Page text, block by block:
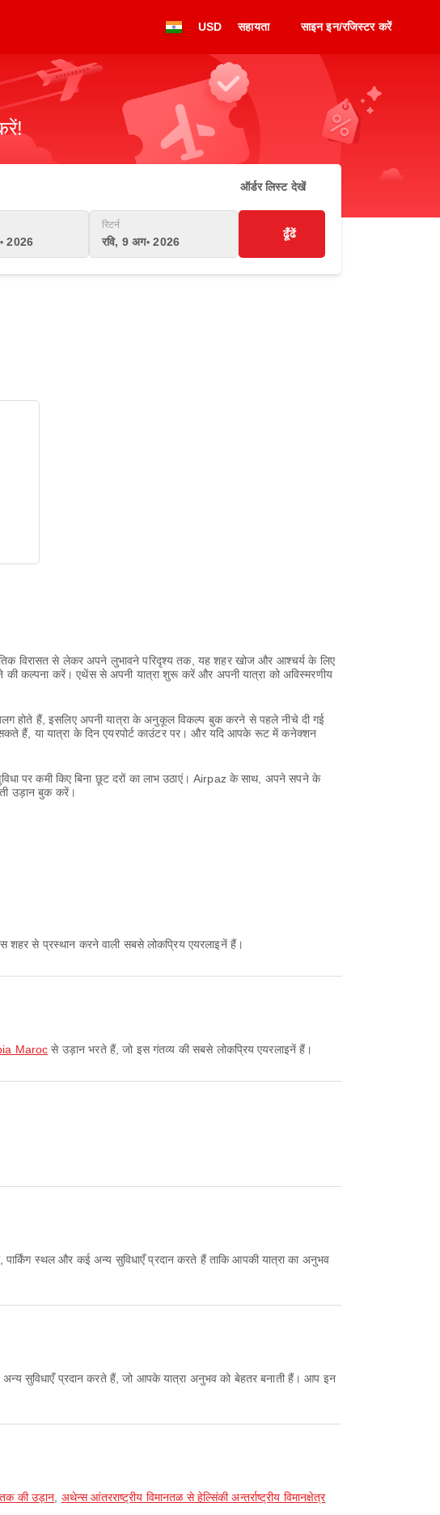
USD सहायता साइन इन/रजिस्टर करें
ऑर्डर लिस्ट देखें
2026
रिटर्न
रवि, 9 अग॰ 2026
ढूँढें
विरासत से लेकर अपने लुभावने परिदृश्य तक, यह शहर खोज और आश्चर्य के लिए
कल्पना करें। एथेंस से अपनी यात्रा शुरू करें और अपनी यात्रा को अविस्मरणीय
होते हैं, इसलिए अपनी यात्रा के अनुकूल विकल्प बुक करने से पहले नीचे दी गई
हैं, या यात्रा के दिन एयरपोर्ट काउंटर पर। और यदि आपके रूट में कनेक्शन
पर कमी किए बिना छूट दरों का लाभ उठाएं। Airpaz के साथ, अपने सपने के
उड़ान बुक करें।
से प्रस्थान करने वाली सबसे लोकप्रिय एयरलाइनें हैं।
Maroc से उड़ान भरते हैं, जो इस गंतव्य की सबसे लोकप्रिय एयरलाइनें हैं।
स्थल और कई अन्य सुविधाएँ प्रदान करते हैं ताकि आपकी यात्रा का अनुभव
सुविधाएँ प्रदान करते हैं, जो आपके यात्रा अनुभव को बेहतर बनाती हैं। आप इन
तक की उड़ान अथेन्स आंतरराष्ट्रीय विमानतळ से हेल्सिंकी अन्तर्राष्ट्रीय विमानक्षेत्र